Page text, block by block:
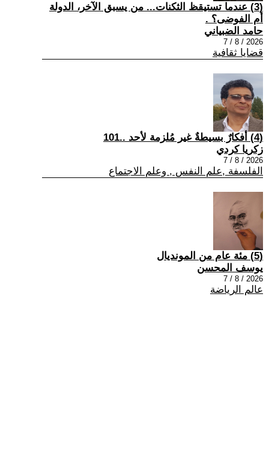
(3) عندما تستيقظ الثكنات... من يسبق الآخر، الدولة
أم الفوضى؟ .
حامد الضبياني
2026 / 8 / 7
قضايا ثقافية
(4) أفكارٌ بسيطةٌ غير مُلزمة لأحد ..101
زكريا كردي
2026 / 8 / 7
الفلسفة ,علم النفس , وعلم الاجتماع
(5) مئة عام من المونديال
يوسف المحسن
2026 / 8 / 7
عالم الرياضة